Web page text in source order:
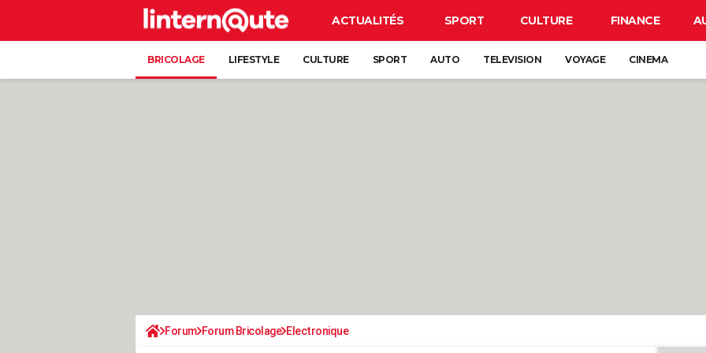
ACTUALITÉS SPORT CULTURE FINANCE
BRICOLAGE LIFESTYLE CULTURE SPORT AUTO TELEVISION VOYAGE CINEMA
Forum Forum Bricolage Electronique